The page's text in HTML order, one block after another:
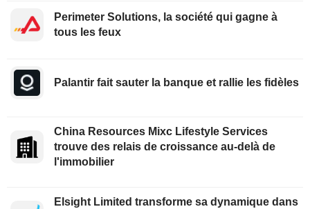
Perimeter Solutions, la société qui gagne à
tous les feux
Palantir fait sauter la banque et rallie les fidèles
China Resources Mixc Lifestyle Services
trouve des relais de croissance au-delà de
l'immobilier
Elsight Limited transforme sa dynamique dans